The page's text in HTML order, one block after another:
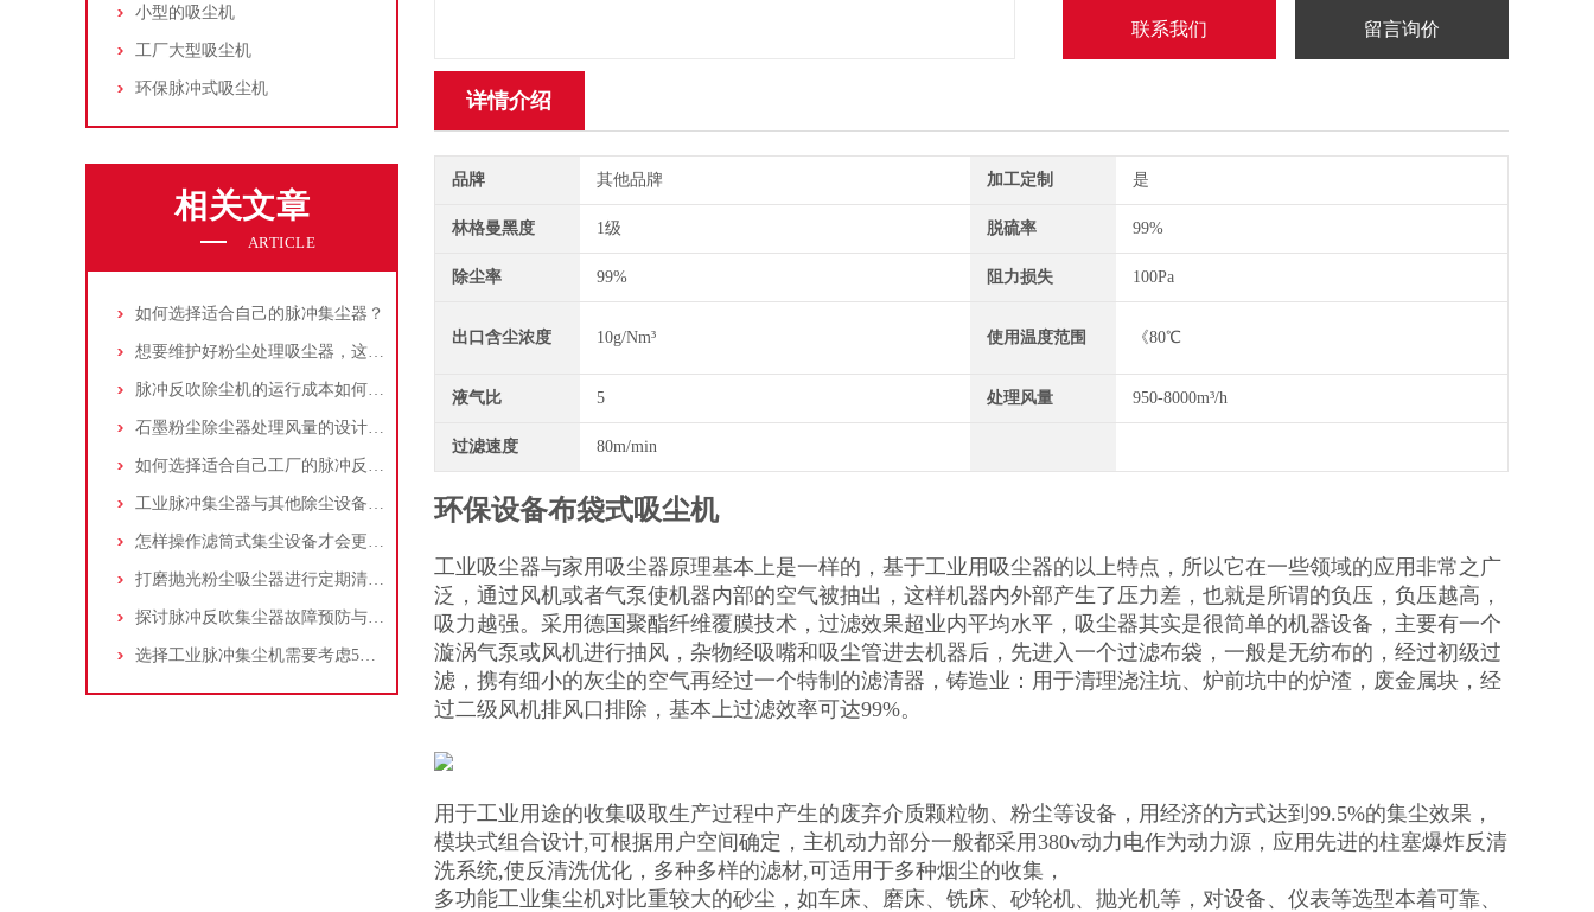
小型的吸尘机
工厂大型吸尘机
环保脉冲式吸尘机
相关文章
ARTICLE
如何选择适合自己的脉冲集尘器？
想要维护好粉尘处理吸尘器，这几个措施真的很重要！
脉冲反吹除尘机的运行成本如何控制和优化？
石墨粉尘除尘器处理风量的设计，你了解多少
如何选择适合自己工厂的脉冲反吹工业集尘器
工业脉冲集尘器与其他除尘设备的比较
怎样操作滤筒式集尘设备才会更安全
打磨抛光粉尘吸尘器进行定期清理的重要性
探讨脉冲反吹集尘器故障预防与维护要点
选择工业脉冲集尘机需要考虑5大因素,你都了解吗?
联系我们 留言询价
详情介绍
品牌 其他品牌 加工定制 是
林格曼黑度 1级 脱硫率 99%
除尘率 99% 阻力损失 100Pa
出口含尘浓度 10g/Nm³ 使用温度范围 《80℃
液气比 5 处理风量 950-8000m³/h
过滤速度 80m/min
环保设备布袋式吸尘机
工业吸尘器与家用吸尘器原理基本上是一样的，基于工业用吸尘器的以上特点，所以它在一些领域的应用非常之广
泛，通过风机或者气泵使机器内部的空气被抽出，这样机器内外部产生了压力差，也就是所谓的负压，负压越高，
吸力越强。采用德国聚酯纤维覆膜技术，过滤效果超业内平均水平，吸尘器其实是很简单的机器设备，主要有一个
漩涡气泵或风机进行抽风，杂物经吸嘴和吸尘管进去机器后，先进入一个过滤布袋，一般是无纺布的，经过初级过
滤，携有细小的灰尘的空气再经过一个特制的滤清器，铸造业：用于清理浇注坑、炉前坑中的炉渣，废金属块，经
过二级风机排风口排除，基本上过滤效率可达99%。
用于工业用途的收集吸取生产过程中产生的废弃介质颗粒物、粉尘等设备，用经济的方式达到99.5%的集尘效果，
模块式组合设计,可根据用户空间确定，主机动力部分一般都采用380v动力电作为动力源，应用先进的柱塞爆炸反清
洗系统,使反清洗优化，多种多样的滤材,可适用于多种烟尘的收集，
多功能工业集尘机对比重较大的砂尘，如车床、磨床、铣床、砂轮机、抛光机等，对设备、仪表等选型本着可靠、